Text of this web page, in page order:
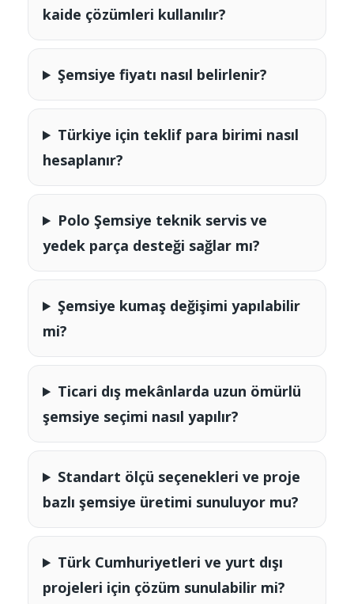
kaide çözümleri kullanılır?
Şemsiye fiyatı nasıl belirlenir?
Türkiye için teklif para birimi nasıl
hesaplanır?
Polo Şemsiye teknik servis ve
yedek parça desteği sağlar mı?
Şemsiye kumaş değişimi yapılabilir
mi?
Ticari dış mekânlarda uzun ömürlü
şemsiye seçimi nasıl yapılır?
Standart ölçü seçenekleri ve proje
bazlı şemsiye üretimi sunuluyor mu?
Türk Cumhuriyetleri ve yurt dışı
projeleri için çözüm sunulabilir mi?